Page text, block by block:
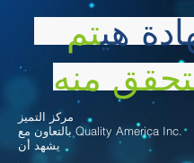
هيتم
مركز التميز
بالتعاون مع Quality America Inc.
يشهد أن